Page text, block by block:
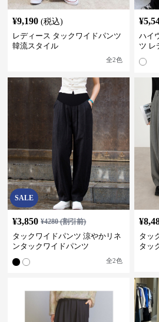
¥9,190 (税込)
レディース タックワイドパンツ
韓流スタイル
全2色
¥
ハイ
ツ レ
SALE
¥3,850 ¥4280(割引前)
タックワイドパンツ 涼やかリネ
ンタックワイドパンツ
全2色
¥
タッ
タッ